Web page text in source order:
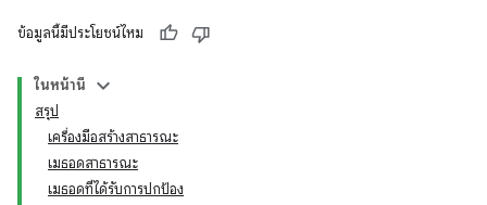
ข้อมูลนี้มีประโยชน์ไหม
ในหน้านี้
สรุป
เครื่องมือสร้างสาธารณะ
เมธอดสาธารณะ
เมธอดที่ได้รับการปกป้อง